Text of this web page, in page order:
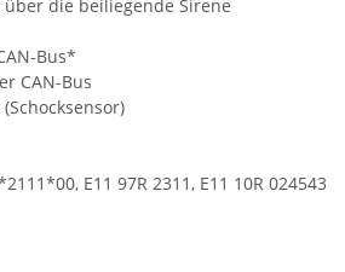
die beiliegende Sirene
Bus*
CAN-Bus
E11 97R 2311, E11 10R 024543